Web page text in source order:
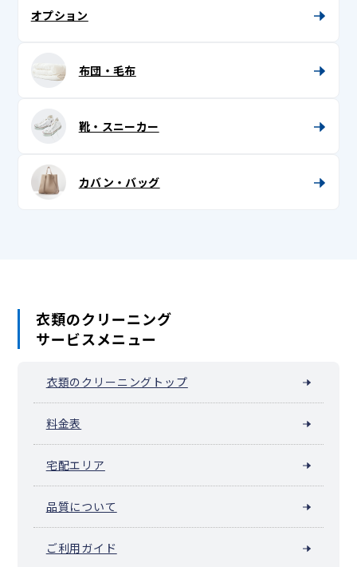
半衿
半襦袢
兵児帯 (へこ帯)・三尺 (さんじゃく)
オプション
布団・毛布
靴・スニーカー
カバン・バッグ
衣類のクリーニング
サービスメニュー
衣類のクリーニングトップ
料金表
宅配エリア
品質について
ご利用ガイド